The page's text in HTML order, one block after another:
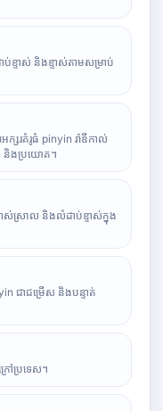
ទាស់ និងខ្ទាស់តាមសម្រាប់
រគំរូធំ pinyin រ៉ាឌីកាល់
និងប្រយោគ។
ស់ស្រាល និងលំដាប់ខ្ទាស់ក្នុង
ជាជម្រើស និងបន្ទាត់
ៅប្រទេស។